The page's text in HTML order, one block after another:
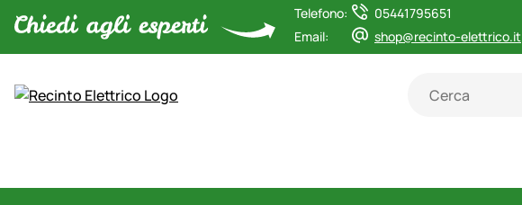
Telefono:
05441795651
Email:
shop@recinto-elettrico.it